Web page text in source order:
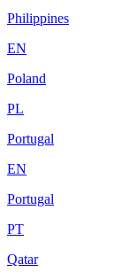
Philippines
EN
Poland
PL
Portugal
EN
Portugal
PT
Qatar